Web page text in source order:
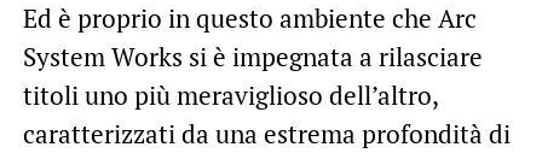
Ed è proprio in questo ambiente che Arc
System Works si è impegnata a rilasciare
titoli uno più meraviglioso dell’altro,
caratterizzati da una estrema profondità di